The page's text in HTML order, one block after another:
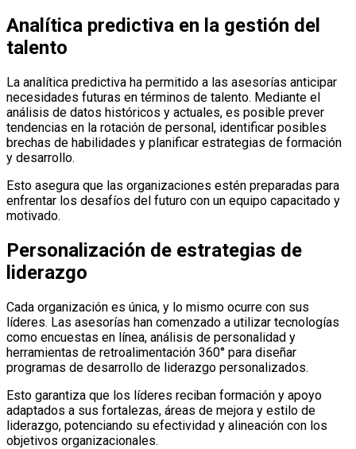
Analítica predictiva en la gestión del
talento
La analítica predictiva ha permitido a las asesorías anticipar
necesidades futuras en términos de talento. Mediante el
análisis de datos históricos y actuales, es posible prever
tendencias en la rotación de personal, identificar posibles
brechas de habilidades y planificar estrategias de formación
y desarrollo.
Esto asegura que las organizaciones estén preparadas para
enfrentar los desafíos del futuro con un equipo capacitado y
motivado.
Personalización de estrategias de
liderazgo
Cada organización es única, y lo mismo ocurre con sus
líderes. Las asesorías han comenzado a utilizar tecnologías
como encuestas en línea, análisis de personalidad y
herramientas de retroalimentación 360° para diseñar
programas de desarrollo de liderazgo personalizados.
Esto garantiza que los líderes reciban formación y apoyo
adaptados a sus fortalezas, áreas de mejora y estilo de
liderazgo, potenciando su efectividad y alineación con los
objetivos organizacionales.